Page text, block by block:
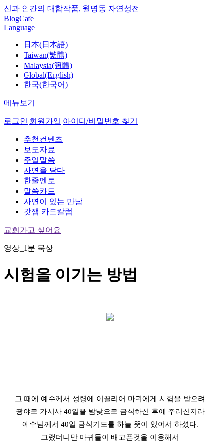
신과 인간의 대합작품, 월명동 자연성전
BlogCafe
Language
日本(日本語)
Taiwan(繁體)
Malaysia(簡體)
Global(English)
한국(한국어)
메뉴보기
로그인 회원가입 아이디/비밀번호 찾기
추천컨텐츠
보도자료
주일말씀
사연을 담다
한줄멘토
말씀카드
사연이 있는 만남
갓잼 카드칼럼
교회가고 싶어요
영상_1분 묵상
시험을 이기는 방법
그 때에 예수께서 성령에 이끌리어 마귀에게 시험을 받으려
광야로 가시사 40일을 밤낮으로 금식하신 후에 주리신지라
예수님께서 40일 금식기도를 하늘 뜻이 있어서 하셨다.
그랬더니만 마귀들이 배고픈것을 이용해서